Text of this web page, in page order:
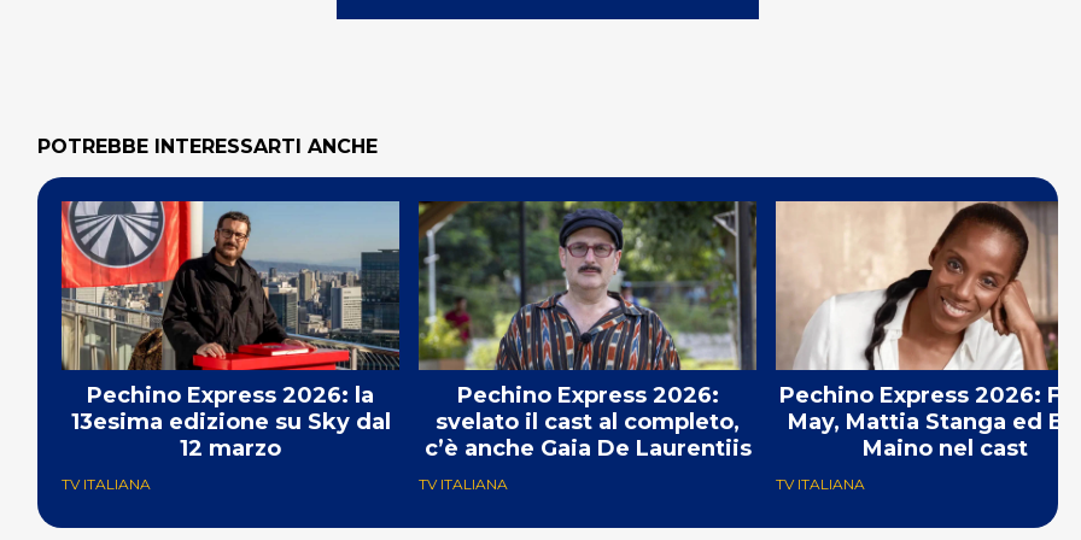
POTREBBE INTERESSARTI ANCHE
Pechino Express 2026: la
13esima edizione su Sky dal
12 marzo
TV ITALIANA
Pechino Express 2026:
svelato il cast al completo,
c’è anche Gaia De Laurentiis
TV ITALIANA
Pechino Express 2026:
May, Mattia Stanga ed
Maino nel cast
TV ITALIANA